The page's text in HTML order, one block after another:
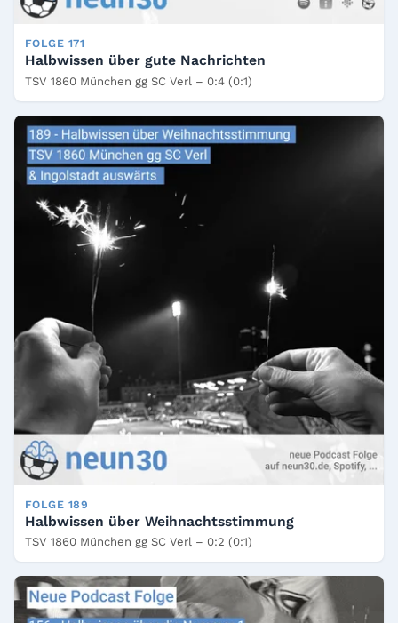
FOLGE 171
Halbwissen über gute Nachrichten
TSV 1860 München gg SC Verl – 0:4 (0:1)
FOLGE 189
Halbwissen über Weihnachtsstimmung
TSV 1860 München gg SC Verl – 0:2 (0:1)